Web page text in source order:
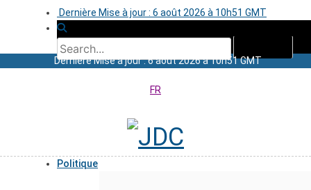
Dernière Mise à jour : 6 août 2026 à 10h51 GMT
Dernière Mise à jour : 6 août 2026 à 10h51 GMT
FR
Politique